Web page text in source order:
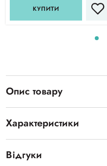
КУПИТИ
Опис товару
Характеристики
Відгуки